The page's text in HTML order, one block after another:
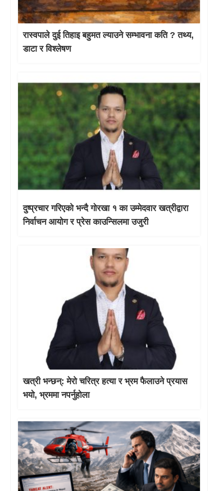
रास्वपाले दुई तिहाइ बहुमत ल्याउने सम्भावना कति ? तथ्य,
डाटा र विश्लेषण
दुष्प्रचार गरिएको भन्दै गोरखा १ का उम्मेदवार खत्रीद्वारा
निर्वाचन आयोग र प्रेस काउन्सिलमा उजुरी
खत्री भन्छन्: मेरो चरित्र हत्या र भ्रम फैलाउने प्रयास
भयो, भ्रममा नपर्नुहोला